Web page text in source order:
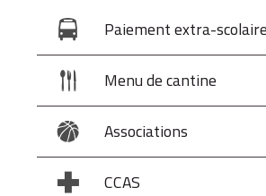
Paiement extra-scolaire
Menu de cantine
Associations
CCAS